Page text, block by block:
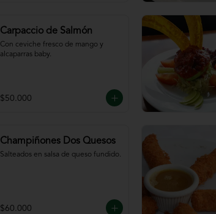
Carpaccio de Salmón
Con ceviche fresco de mango y
alcaparras baby.
$50.000
Champiñones Dos Quesos
Salteados en salsa de queso fundido.
$60.000